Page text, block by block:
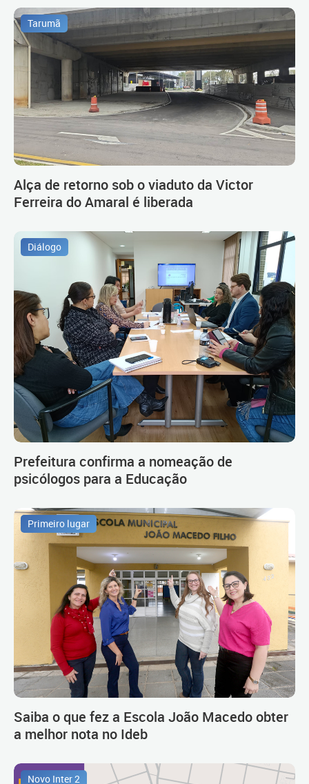
Tarumã
Alça de retorno sob o viaduto da Victor
Ferreira do Amaral é liberada
Diálogo
Prefeitura confirma a nomeação de
psicólogos para a Educação
Primeiro lugar
Saiba o que fez a Escola João Macedo obter
a melhor nota no Ideb
Novo Inter 2